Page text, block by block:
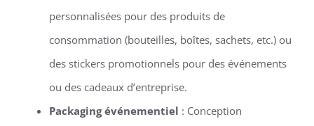
personnalisées pour des produits de
consommation (bouteilles, boîtes, sachets, etc.) ou
des stickers promotionnels pour des événements
ou des cadeaux d’entreprise.
Packaging événementiel : Conception